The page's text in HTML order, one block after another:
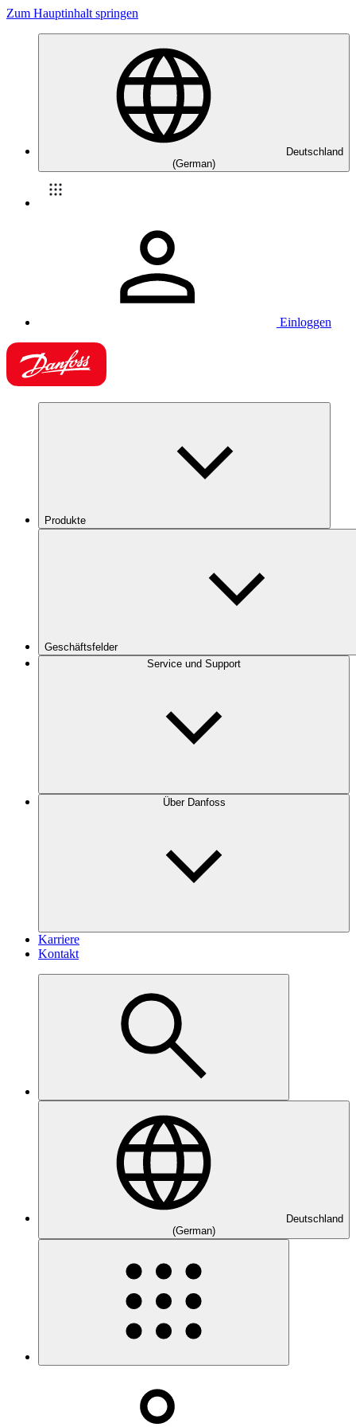
Zum Hauptinhalt springen
Deutschland
(German)
Einloggen
Produkte
Geschäftsfelder
Service und Support
Über Danfoss
Karriere
Kontakt
Deutschland
(German)